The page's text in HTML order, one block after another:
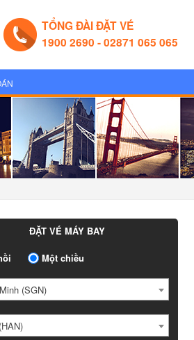
TỔNG ĐÀI ĐẶT VÉ
1900 2690 - 02871 065 065
ĐẶT VÉ MÁY BAY
Một chiều
(SGN)